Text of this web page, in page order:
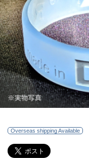
Overseas shipping Available